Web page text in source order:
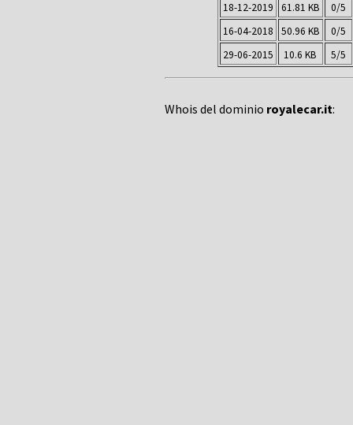
18-12-2019
61.81 KB
0/5
16-04-2018
50.96 KB
0/5
29-06-2015
10.6 KB 5/5
Whois del dominio royalecar.it: